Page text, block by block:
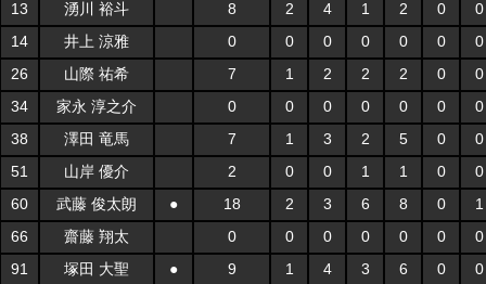
13
湧川 裕斗 8 2 4 1 2 0
0
14
井上 涼雅 0 0 0 0 0 0
0
26
山際 祐希 7 1 2 2 2 0
0
34
家永 淳之介 0 0 0 0 0 0
0
38
澤田 竜馬 7 1 3 2 5 0
0
51
山岸 優介 2 0 0 1 1 0
0
60
武藤 俊太朗 ● 18 2 3 6 8 0
1
66
齋藤 翔太 0 0 0 0 0 0
0
91
塚田 大聖 ● 9 1 4 3 6 0
0